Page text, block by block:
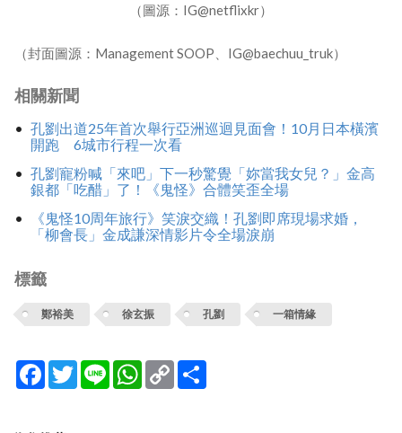
（圖源：IG@netflixkr）
（封面圖源：Management SOOP、IG@baechuu_truk）
相關新聞
孔劉出道25年首次舉行亞洲巡迴見面會！10月日本橫濱
開跑 6城市行程一次看
孔劉寵粉喊「來吧」下一秒驚覺「妳當我女兒？」金高
銀都「吃醋」了！《鬼怪》合體笑歪全場
《鬼怪10周年旅行》笑淚交織！孔劉即席現場求婚，
「柳會長」金成謙深情影片令全場淚崩
標籤
鄭裕美 徐玄振 孔劉 一箱情緣
Facebook
TwitterLine WhatsApp
Copy
Link